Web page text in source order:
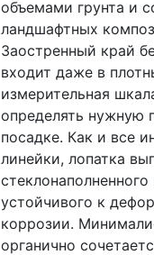
объемами грунта и
ландшафтных
Заостренный край
входит даже в
измерительная
определять нужную
посадке. Как и все
линейки, лопатка
стеклонаполненного
устойчивого к
коррозии.
органично